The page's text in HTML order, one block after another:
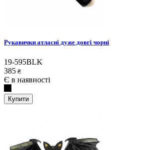
Рукавички атласні дуже довгі чорні
19-595BLK
385 ₴
Є в наявності
Купити